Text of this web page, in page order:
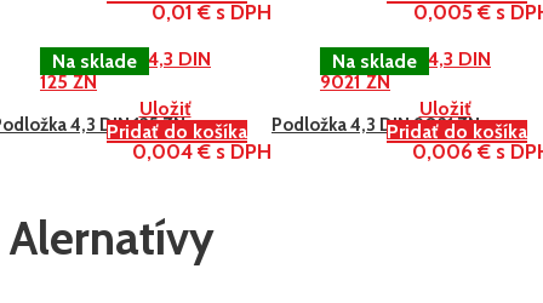
0,01 € s DPH 0,005 € s
Uložiť
Pridať do košíka
4,3 DIN 125 ZN
0,004 € s DPH
Uložiť
Pridať do košíka
Podložka 4,3 DIN 9021 ZN
0,006 € s
Alernatívy